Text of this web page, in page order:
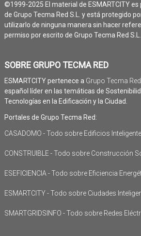
©1999-2025 El material de ESMARTCITY es
de Grupo Tecma Red S.L. y está protegido
utilizarlo de ninguna manera sin hacer
permiso por escrito de Grupo Tecma Red S.L.
SOBRE GRUPO TECMA RED
ESMARTCITY pertenece a Grupo Tecma Red
español líder en las temáticas de
Tecnologías en la Edificación y la Ciudad.
Portales de Grupo Tecma Red:
CASADOMO - Todo sobre Edificios
CONSTRUIBLE - Todo sobre Construcción
ESEFICIENCIA - Todo sobre Eficiencia
ESMARTCITY - Todo sobre Ciudades
SMARTGRIDSINFO - Todo sobre Redes